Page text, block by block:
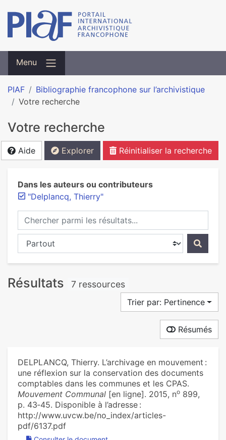
Menu
PIAF
Bibliographie francophone sur l’archivistique
Votre recherche
Votre recherche
Aide Explorer Réinitialiser la recherche
Dans les auteurs ou contributeurs
"Delplancq, Thierry"
Chercher parmi les résultats...
Chercher dans...
Résultats 7 ressources
Trier par: Pertinence
Résumés
DELPLANCQ, Thierry. L’archivage en mouvement :
une réflexion sur la conservation des documents
comptables dans les communes et les CPAS.
Mouvement Communal [en ligne]. 2015, no 899,
p. 43‑45. Disponible à l’adresse :
http://www.uvcw.be/no_index/articles-
pdf/6137.pdf